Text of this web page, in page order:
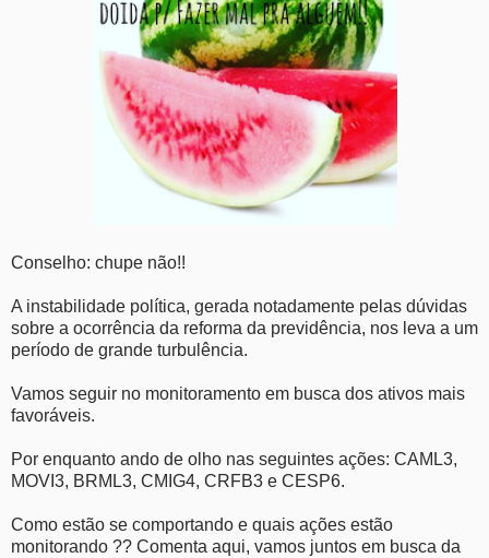
Conselho: chupe não!!
A instabilidade política, gerada notadamente pelas dúvidas
sobre a ocorrência da reforma da previdência, nos leva a um
período de grande turbulência.
Vamos seguir no monitoramento em busca dos ativos mais
favoráveis.
Por enquanto ando de olho nas seguintes ações: CAML3,
MOVI3, BRML3, CMIG4, CRFB3 e CESP6.
Como estão se comportando e quais ações estão
monitorando ?? Comenta aqui, vamos juntos em busca da